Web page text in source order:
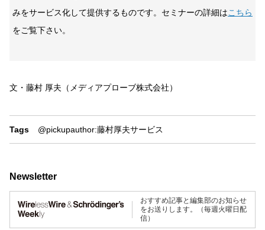
みをサービス化して提供するものです。セミナーの詳細はこちら
をご覧下さい。
文・藤村 厚夫（メディアプローブ株式会社）
Tags @pickupauthor:藤村厚夫サービス
Newsletter
おすすめ記事と編集部のお知らせ
をお送りします。（毎週火曜日配
信）